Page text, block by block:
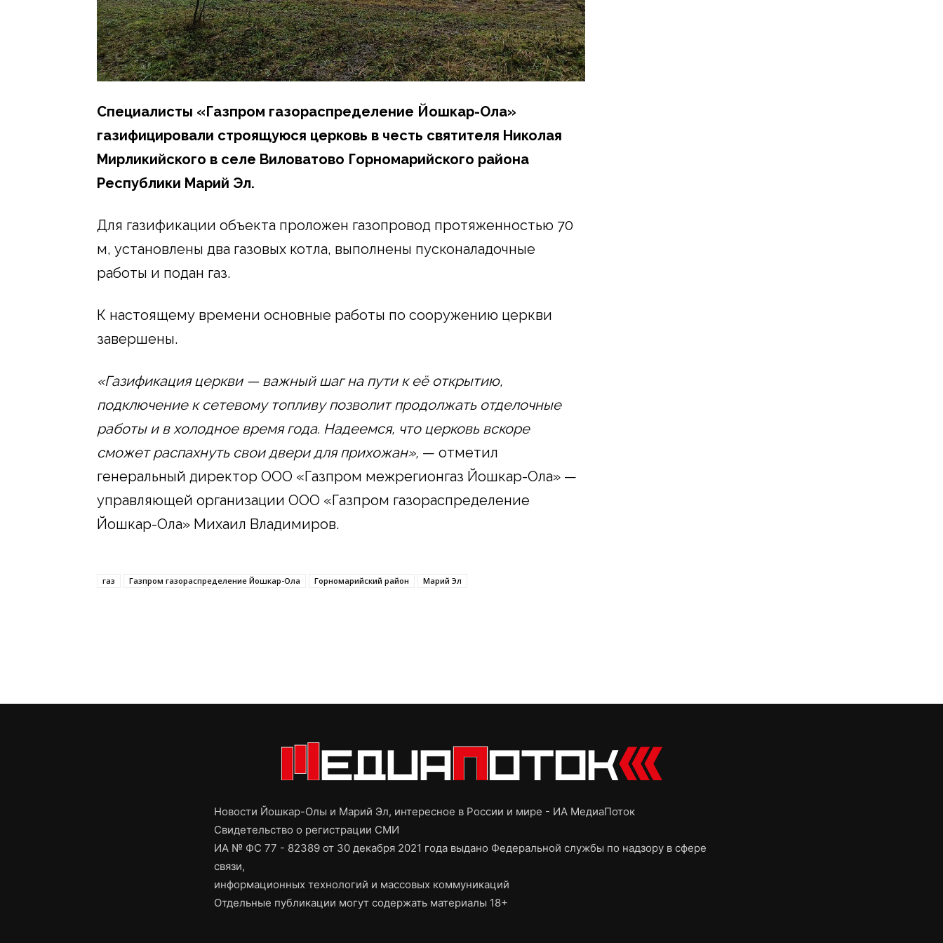
Специалисты «Газпром газораспределение Йошкар-Ола»
газифицировали строящуюся церковь в честь святителя Николая
Мирликийского в селе Виловатово Горномарийского района
Республики Марий Эл.
Для газификации объекта проложен газопровод протяженностью 70
м, установлены два газовых котла, выполнены пусконаладочные
работы и подан газ.
К настоящему времени основные работы по сооружению церкви
завершены.
«Газификация церкви — важный шаг на пути к её открытию,
подключение к сетевому топливу позволит продолжать отделочные
работы и в холодное время года. Надеемся, что церковь вскоре
сможет распахнуть свои двери для прихожан», — отметил
генеральный директор ООО «Газпром межрегионгаз Йошкар-Ола» —
управляющей организации ООО «Газпром газораспределение
Йошкар-Ола» Михаил Владимиров.
газ Газпром газораспределение Йошкар-Ола Горномарийский район Марий Эл
Новости Йошкар-Олы и Марий Эл, интересное в России и мире - ИА МедиаПоток
Свидетельство о регистрации СМИ
ИА № ФС 77 - 82389 от 30 декабря 2021 года выдано Федеральной службы по надзору в сфере
связи,
информационных технологий и массовых коммуникаций
Отдельные публикации могут содержать материалы 18+